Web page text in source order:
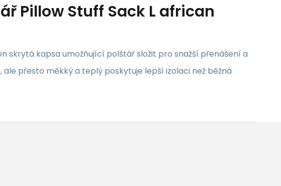
Pillow Stuff Sack L african
kapsa umožňující polštář složit pro snažší přenášení a
přesto měkký a teplý poskytuje lepší izolaci než běžná